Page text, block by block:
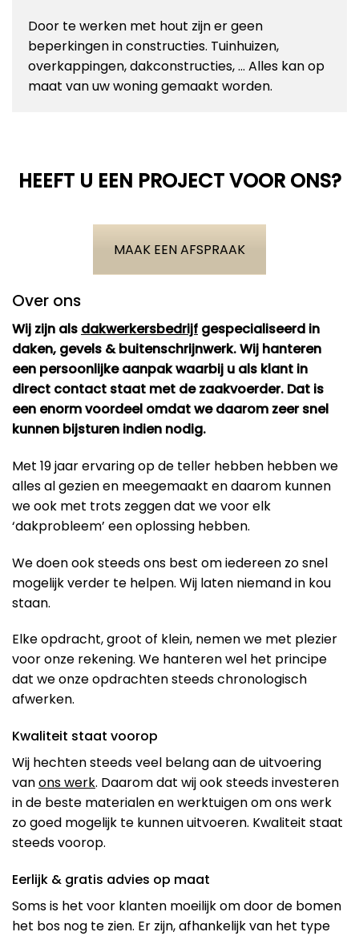
Door te werken met hout zijn er geen
beperkingen in constructies. Tuinhuizen,
overkappingen, dakconstructies, … Alles kan op
maat van uw woning gemaakt worden.
HEEFT U EEN PROJECT VOOR ONS?
MAAK EEN AFSPRAAK
Over ons
Wij zijn als dakwerkersbedrijf gespecialiseerd in
daken, gevels & buitenschrijnwerk. Wij hanteren
een persoonlijke aanpak waarbij u als klant in
direct contact staat met de zaakvoerder. Dat is
een enorm voordeel omdat we daarom zeer snel
kunnen bijsturen indien nodig.
Met 19 jaar ervaring op de teller hebben hebben we
alles al gezien en meegemaakt en daarom kunnen
we ook met trots zeggen dat we voor elk
‘dakprobleem’ een oplossing hebben.
We doen ook steeds ons best om iedereen zo snel
mogelijk verder te helpen. Wij laten niemand in kou
staan.
Elke opdracht, groot of klein, nemen we met plezier
voor onze rekening. We hanteren wel het principe
dat we onze opdrachten steeds chronologisch
afwerken.
Kwaliteit staat voorop
Wij hechten steeds veel belang aan de uitvoering
vanons werk. Daarom dat wij ook steeds investeren
in de beste materialen en werktuigen om ons werk
zo goed mogelijk te kunnen uitvoeren. Kwaliteit staat
steeds voorop.
Eerlijk & gratis advies op maat
Soms is het voor klanten moeilijk om door de bomen
het bos nog te zien. Er zijn, afhankelijk van het type